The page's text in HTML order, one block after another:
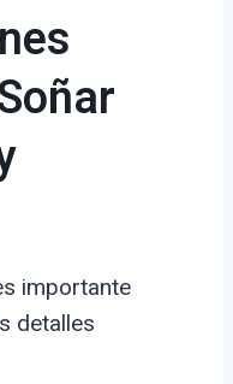
importante
detalles